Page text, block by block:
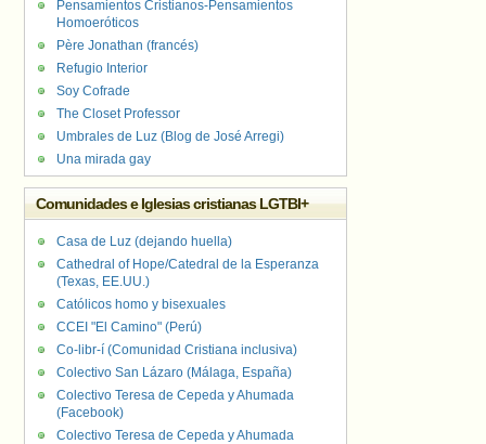
Pensamientos Cristianos-Pensamientos
Homoeróticos
Père Jonathan (francés)
Refugio Interior
Soy Cofrade
The Closet Professor
Umbrales de Luz (Blog de José Arregi)
Una mirada gay
Comunidades e Iglesias cristianas LGTBI+
Casa de Luz (dejando huella)
Cathedral of Hope/Catedral de la Esperanza
(Texas, EE.UU.)
Católicos homo y bisexuales
CCEI "El Camino" (Perú)
Co-libr-í (Comunidad Cristiana inclusiva)
Colectivo San Lázaro (Málaga, España)
Colectivo Teresa de Cepeda y Ahumada
(Facebook)
Colectivo Teresa de Cepeda y Ahumada